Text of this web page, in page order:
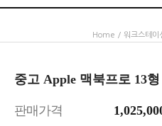
Home / 워크스테이
중고 Apple 맥북프로 13
판매가격